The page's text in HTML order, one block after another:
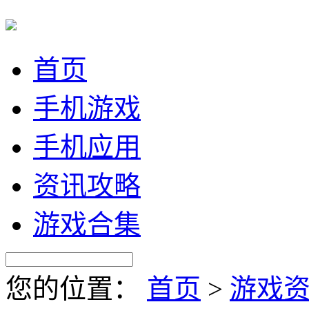
首页
手机游戏
手机应用
资讯攻略
游戏合集
您的位置： 首页 > 游戏